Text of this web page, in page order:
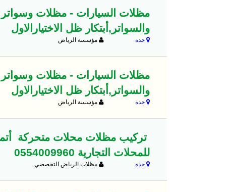
والسواتر,أبتكار ظل الاختيارالاول
جده مؤسسة الرياض
والسواتر,أبتكار ظل الاختيارالاول
جده مؤسسة الرياض
تركيب مظلات محلات متحركة
للمحلات التجارية 0554009960
جده مظلات الرياض التخصصي